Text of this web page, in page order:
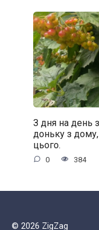
З дня на день
доньку з
цього.
0 384
© 2026 ZigZag